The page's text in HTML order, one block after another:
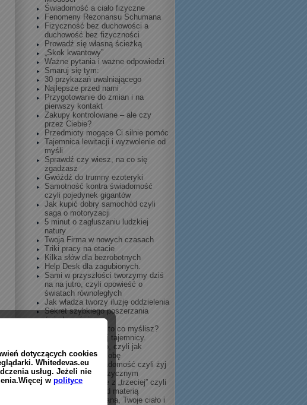
Świadomość a ciało fizyczne
Fenomeny Rezonansu Schumana
Fizyczność bez duchowości a
duchowość bez fizyczności
Prowadź się własną ścieżką
„Skok kwantowy”
Ważne pytania i ważne odpowiedzi
Smaruj się tym:
30 przykazań uwalniającego
Najlepsze przed nami
Przygotowanie do zmian i na
pierwszy kontakt
Zakupy kontrolowane – ale czy
przez Ciebie?
Przedmioty mogące Ci silnie pomóc
Tajemnica lewitacji i wyzwolenie od
myśli
Sprawdź czy wiesz, na co się
zgadzasz
Gwóźdź do trumny ezoteryki
Samotność kontra świadomość
czyli pojedynek gigantów
Jak kupić dobry samochód czyli
saga o motoryzacji
5 minut o zagłuszaniu ludzkiej
natury
Twoja Firma w nowych czasach
Triki pracy na etacie
Kilka słów dla bezrobotnych
Help Desk dla zagubionych.
Sami w przyszłości tworzymy dziś
na na jutro, czyli opowieść o
światach równoległych
Jak władza tworzy iluzję oddzielenia
Sekret szybkiego poszerzania
świadomości
Dlaczego myślisz to co myślisz?
Ujawnienie wielkiej tajemnicy.
Twoje własne ciało, czyli jak
tworzysz swoją osobę
Umysł kontra świadomość czyli żyj
wiecznie w ciele fizycznym
Sposób na wyjście z „trzeciej” czyli
świadomość ponad materią
Rezonans Schumana, Twoje ciało i